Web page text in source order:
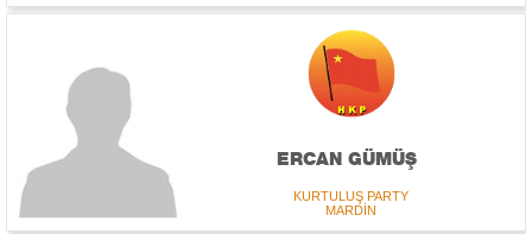
ERCAN GÜMÜŞ
KURTULUŞ PARTY
MARDİN